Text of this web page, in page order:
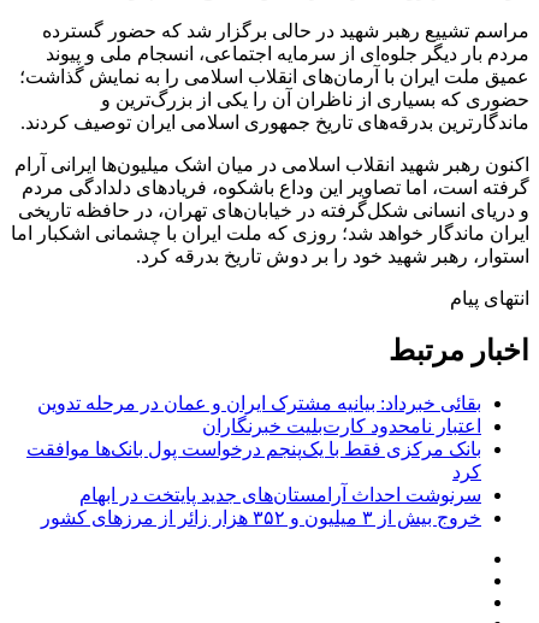
مراسم تشییع رهبر شهید در حالی برگزار شد که حضور گسترده
مردم بار دیگر جلوه‌ای از سرمایه اجتماعی، انسجام ملی و پیوند
عمیق ملت ایران با آرمان‌های انقلاب اسلامی را به نمایش گذاشت؛
حضوری که بسیاری از ناظران آن را یکی از بزرگ‌ترین و
ماندگارترین بدرقه‌های تاریخ جمهوری اسلامی ایران توصیف کردند.
اکنون رهبر شهید انقلاب اسلامی در میان اشک میلیون‌ها ایرانی آرام
گرفته است، اما تصاویر این وداع باشکوه، فریادهای دلدادگی مردم
و دریای انسانی شکل‌گرفته در خیابان‌های تهران، در حافظه تاریخی
ایران ماندگار خواهد شد؛ روزی که ملت ایران با چشمانی اشکبار اما
استوار، رهبر شهید خود را بر دوش تاریخ بدرقه کرد.
انتهای پیام
اخبار مرتبط
بقائی خبرداد: بیانیه مشترک ایران و عمان در مرحله تدوین
اعتبار نامحدود کارت‌بلیت خبرنگاران
بانک مرکزی فقط با یک‌‎پنجم درخواست پول بانک‌ها موافقت
کرد
سرنوشت احداث آرامستان‌های جدید پایتخت در ابهام
خروج بیش از ۳ میلیون و ۳۵۲ هزار زائر از مرزهای کشور